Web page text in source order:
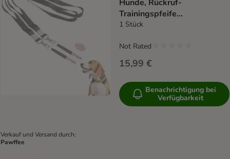
Verkauf und Versand durch:
Pawffee
Hunde, Rückruf-
Trainingspfeife
Gehorsamstraining
1 Stück
15,99 €
Not Rated
Benachrichtigung bei
Verfügbarkeit